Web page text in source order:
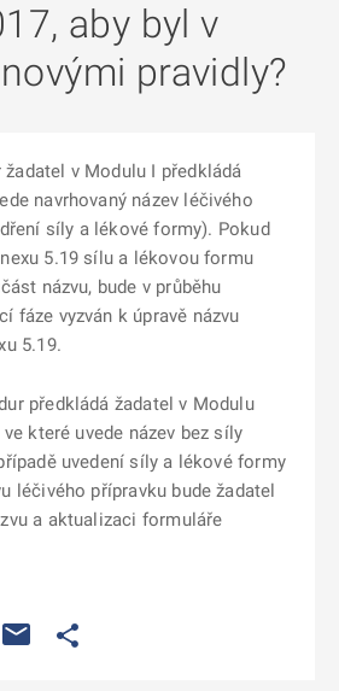
aby byl v
pravidly?
žadatel v Modulu I předkládá
navrhovaný název léčivého
síly a lékové formy). Pokud
5.19 sílu a lékovou formu
názvu, bude v průběhu
fáze vyzván k úpravě názvu
5.19.
předkládá žadatel v Modulu
které uvede název bez síly
uvedení síly a lékové formy
léčivého přípravku bude žadatel
a aktualizaci formuláře
na nové kartě
otevře na nové kartě
se otevře na nové kartě